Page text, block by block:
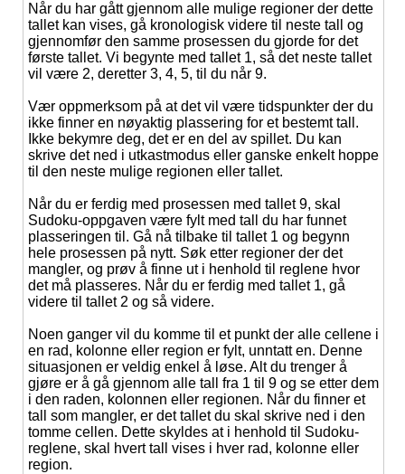
Når du har gått gjennom alle mulige regioner der dette
tallet kan vises, gå kronologisk videre til neste tall og
gjennomfør den samme prosessen du gjorde for det
første tallet. Vi begynte med tallet 1, så det neste tallet
vil være 2, deretter 3, 4, 5, til du når 9.
Vær oppmerksom på at det vil være tidspunkter der du
ikke finner en nøyaktig plassering for et bestemt tall.
Ikke bekymre deg, det er en del av spillet. Du kan
skrive det ned i utkastmodus eller ganske enkelt hoppe
til den neste mulige regionen eller tallet.
Når du er ferdig med prosessen med tallet 9, skal
Sudoku-oppgaven være fylt med tall du har funnet
plasseringen til. Gå nå tilbake til tallet 1 og begynn
hele prosessen på nytt. Søk etter regioner der det
mangler, og prøv å finne ut i henhold til reglene hvor
det må plasseres. Når du er ferdig med tallet 1, gå
videre til tallet 2 og så videre.
Noen ganger vil du komme til et punkt der alle cellene i
en rad, kolonne eller region er fylt, unntatt en. Denne
situasjonen er veldig enkel å løse. Alt du trenger å
gjøre er å gå gjennom alle tall fra 1 til 9 og se etter dem
i den raden, kolonnen eller regionen. Når du finner et
tall som mangler, er det tallet du skal skrive ned i den
tomme cellen. Dette skyldes at i henhold til Sudoku-
reglene, skal hvert tall vises i hver rad, kolonne eller
region.